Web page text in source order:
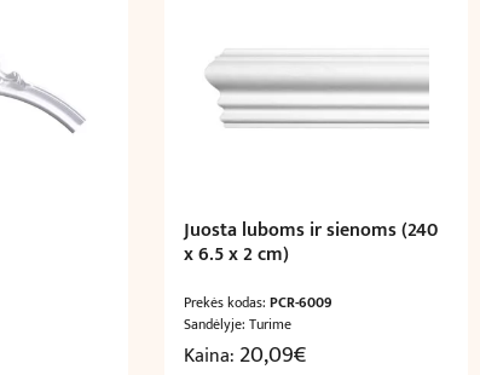
Juosta luboms ir sienoms (240
x 6.5 x 2 cm)
Prekės kodas: PCR-6009
Sandėlyje: Turime
Kaina: 20,09€